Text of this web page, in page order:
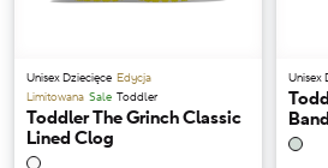
Unisex Dziecięce Edycja
Limitowana Sale Toddler
Toddler The Grinch Classic
Lined Clog
Unisex